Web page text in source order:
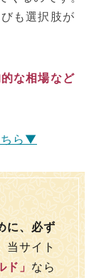
も選択肢が
な相場など
ちら▼
に、必ず
当サイト
ド」 なら